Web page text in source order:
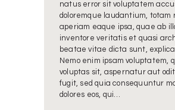
natus error sit voluptatem
doloremque laudantium, totam
aperiam eaque ipsa, quae ab
inventore veritatis et quasi
beatae vitae dicta sunt,
Nemo enim ipsam voluptatem,
voluptas sit, aspernatur aut
fugit, sed quia consequuntur
dolores eos, qui…